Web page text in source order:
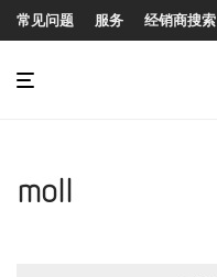
常见问题 服务 经销商搜索
moll